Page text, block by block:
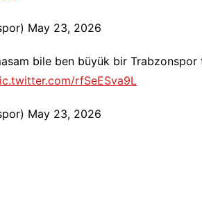
May 23, 2026
bile ben büyük bir Trabzonspor
rfSeESva9L
May 23, 2026